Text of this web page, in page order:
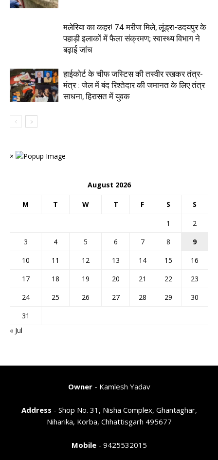
मलेरिया का कहर! 74 मरीज मिले, लूंड्रा-उदयपुर के
पहाड़ी इलाकों में फैला संक्रमण; स्वास्थ्य विभाग ने
बढ़ाई जांच
हाईकोर्ट के चीफ जस्टिस की तस्वीर रखकर तंत्र-
मंत्र : जेल में बंद रिश्तेदार की जमानत के लिए तंत्र
साधना, हिरासत में युवक
×
August 2026
M T W T F S S
1
2
3
4 5 6 7 8
9
10
11 12 13 14 15
16
17
18 19 20 21 22
23
24
25 26 27 28 29
30
31
« Jul
Owner- Kamlesh Yadav
Address - Shop No. 31, Nisha Complex, Ghantaghar,
Niharika, Korba, Chhattisgarh 495677
Mobile- 9425532015